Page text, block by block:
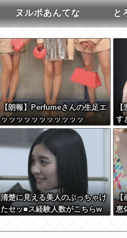
ヌルポあんてな と
【朗報】Perfumeさんの生足エ
ッッッッッッッッッッッ
す
清楚に見える美人のぶっちゃけ
たセッ■ス経験人数がこちらw
【
恵